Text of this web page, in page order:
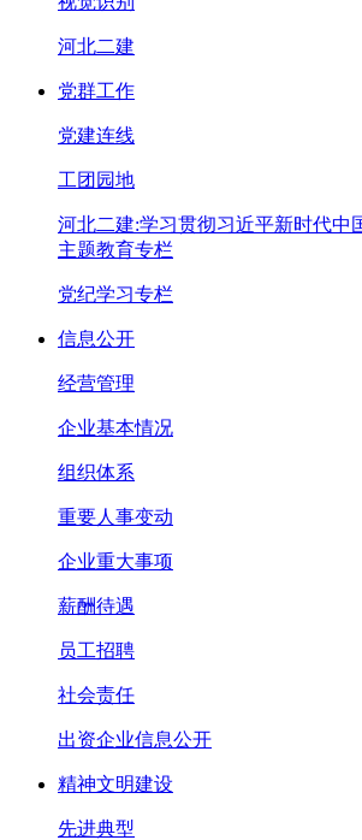
河北二建
党群工作
党建连线
工团园地
河北二建:学习贯彻习近平新时代中
主题教育专栏
党纪学习专栏
信息公开
经营管理
企业基本情况
组织体系
重要人事变动
企业重大事项
薪酬待遇
员工招聘
社会责任
出资企业信息公开
精神文明建设
先进典型